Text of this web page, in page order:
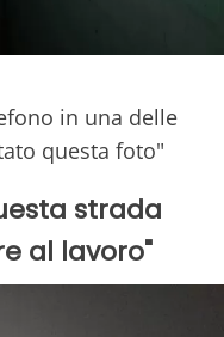
in una delle
questa foto"
strada
al lavoro"